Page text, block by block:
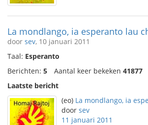
La mondlango, ia esperanto lau
door sev, 10 januari 2011
Taal: Esperanto
Berichten: 5 Aantal keer bekeken 41877
Laatste bericht
(eo) La mondlango, ia
door sev
11 januari 2011